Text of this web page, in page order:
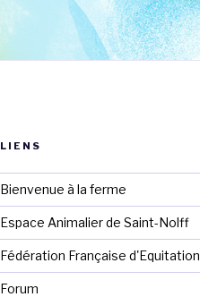
LIENS
Bienvenue à la ferme
Espace Animalier de Saint-Nolff
Fédération Française d'Equitation
Forum